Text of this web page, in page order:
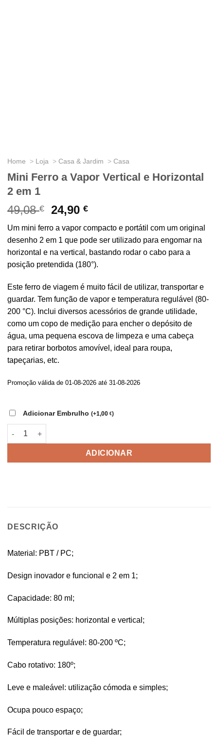
Home Loja Casa & Jardim Casa
Mini Ferro a Vapor Vertical e Horizontal
2 em 1
49,08€
O
original
era:
49,08 €.
24,90€
atual
é:
24,90 €.
Um mini ferro a vapor compacto e portátil com um original
desenho 2 em 1 que pode ser utilizado para engomar na
horizontal e na vertical, bastando rodar o cabo para a
posição pretendida (180°).
Este ferro de viagem é muito fácil de utilizar, transportar e
guardar. Tem função de vapor e temperatura regulável (80-
200 °C). Inclui diversos acessórios de grande utilidade,
como um copo de medição para encher o depósito de
água, uma pequena escova de limpeza e uma cabeça
para retirar borbotos amovível, ideal para roupa,
tapeçarias, etc.
Promoção válida de 01-08-2026 até 31-08-2026
Adicionar Embrulho (+1,00 €)
Quantidade de Mini Ferro a Vapor Vertical e Horizontal 2 em 1
ADICIONAR
DESCRIÇÃO
Material: PBT / PC;
Design inovador e funcional e 2 em 1;
Capacidade: 80 ml;
Múltiplas posições: horizontal e vertical;
Temperatura regulável: 80-200 ºC;
Cabo rotativo: 180º;
Leve e maleável: utilização cómoda e simples;
Ocupa pouco espaço;
Fácil de transportar e de guardar;